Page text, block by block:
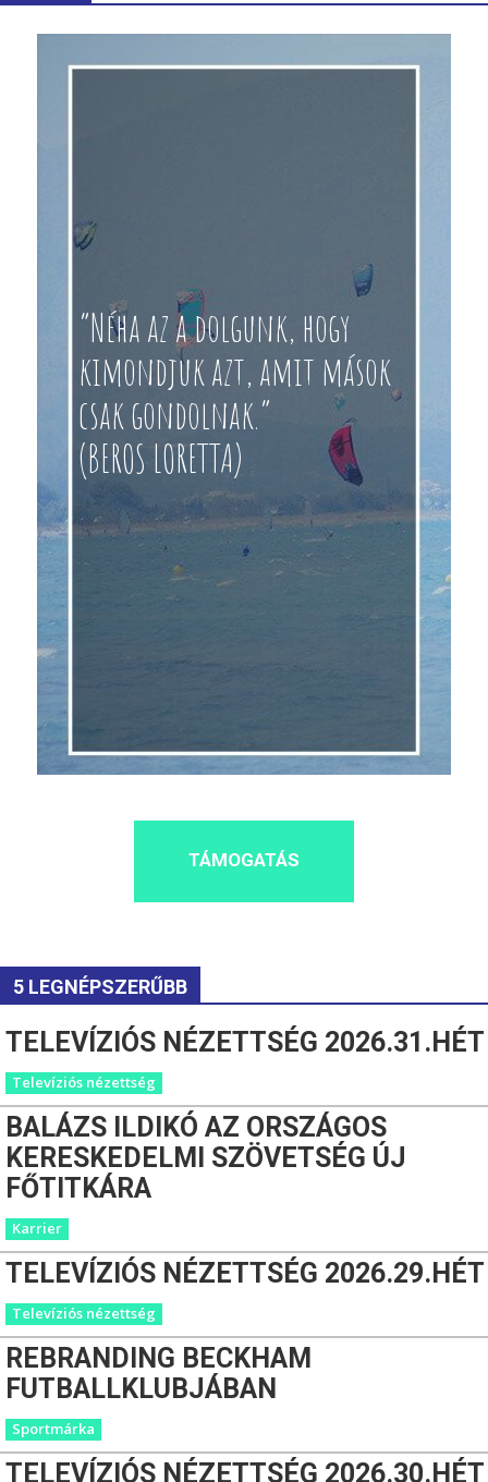
“Néha az a dolgunk, hogy
kimondjuk azt, amit mások
csak gondolnak.”
(BEROS LORETTA)
TÁMOGATÁS
5 LEGNÉPSZERŰBB
TELEVÍZIÓS NÉZETTSÉG 2026.31.HÉT
Televíziós nézettség
BALÁZS ILDIKÓ AZ ORSZÁGOS
KERESKEDELMI SZÖVETSÉG ÚJ
FŐTITKÁRA
Karrier
TELEVÍZIÓS NÉZETTSÉG 2026.29.HÉT
Televíziós nézettség
REBRANDING BECKHAM
FUTBALLKLUBJÁBAN
Sportmárka
TELEVÍZIÓS NÉZETTSÉG 2026.30.HÉT